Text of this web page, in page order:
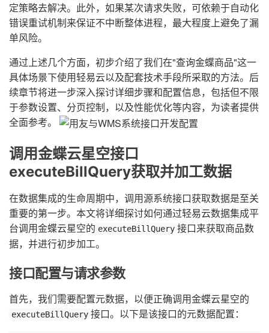
定策略去解决。此外，如果某次请求失败，可依赖于自动化
错误重试机制来保证不中断整体进程，最大程度上避免了漏
单风险。
通过上述几个方面，初步介绍了我们在"查询金蝶商品"这一
具体场景下使用轻易云以及配套技术手段所采取的方法。后
续章节将进一步深入探讨详细步骤和配置信息，包括但不限
于参数设置、分页控制，以及性能优化等内容，为读者提供
全面参考。
调用金蝶云星空接口
executeBillQuery获取并加工数据
在数据集成的生命周期中，调用源系统接口获取数据是至关
重要的第一步。本文将详细探讨如何通过轻易云数据集成平
台调用金蝶云星空的 executeBillQuery 接口来获取商品数
据，并进行初步加工。
接口配置与请求参数
首先，我们需要配置元数据，以便正确调用金蝶云星空的
executeBillQuery 接口。以下是该接口的元数据配置：